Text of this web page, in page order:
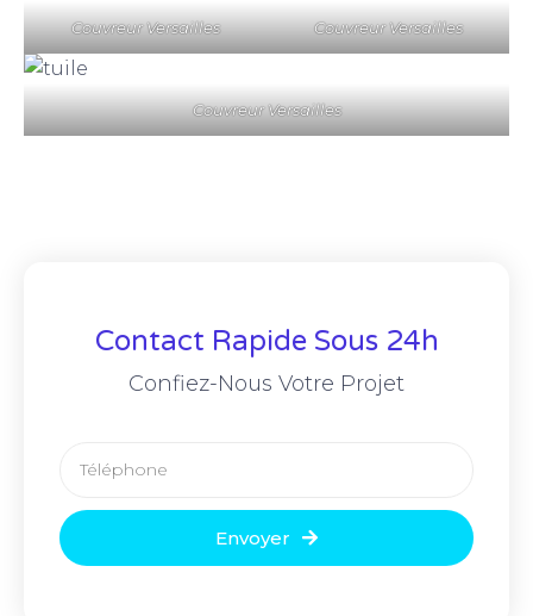
Couvreur Versailles Couvreur Versailles
Couvreur Versailles
Contact Rapide Sous 24h
Confiez-Nous Votre Projet
Envoyer